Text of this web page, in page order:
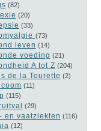
(82)
(20)
(33)
(73)
leven (14)
voeding (21)
A tot Z (204)
de la Tourette (2)
(11)
(115)
(29)
en vaatziekten (116)
(12)